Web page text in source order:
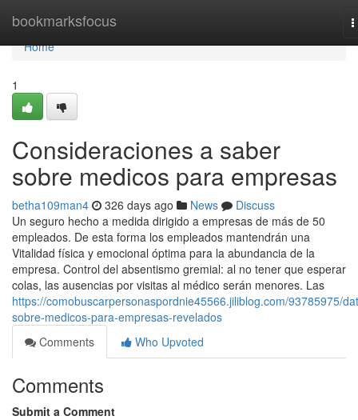
bookmarksfocus
Home
Home
1
Consideraciones a saber
sobre medicos para empresas
betha109man4 326 days ago News
Discuss
Un seguro hecho a medida dirigido a empresas de más de 50
empleados. De esta forma los empleados mantendrán una
Vitalidad física y emocional óptima para la abundancia de la
empresa. Control del absentismo gremial: al no tener que esperar
colas, las ausencias por visitas al médico serán menores. Las
https://comobuscarpersonaspordnie45566.jiliblog.com/93785975/
sobre-medicos-para-empresas-revelados
Comments
Who Upvoted
Comments
Submit a Comment